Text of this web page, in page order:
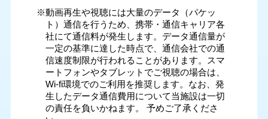
※動画再生や視聴には大量のデータ（パケッ
ト）通信を行うため、携帯・通信キャリア各
社にて通信料が発生します。データ通信量が
一定の基準に達した時点で、通信会社での通
信速度制限が行われることがあります。スマ
ートフォンやタブレットでご視聴の場合は、
Wi-fi環境でのご利用を推奨します。なお、発
生したデータ通信費用について当施設は一切
の責任を負いかねます。 予めご了承くださ